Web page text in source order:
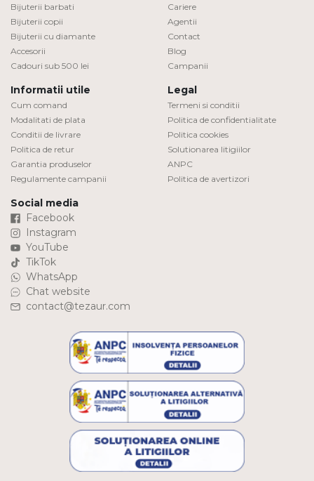
Bijuterii barbati
Bijuterii copii
Bijuterii cu diamante
Accesorii
Cadouri sub 500 lei
Cariere
Agentii
Contact
Blog
Campanii
Informatii utile
Cum comand
Modalitati de plata
Conditii de livrare
Politica de retur
Garantia produselor
Regulamente campanii
Legal
Termeni si conditii
Politica de confidentialitate
Politica cookies
Solutionarea litigiilor
ANPC
Politica de avertizori
Social media
Facebook
Instagram
YouTube
TikTok
WhatsApp
Chat website
contact@tezaur.com